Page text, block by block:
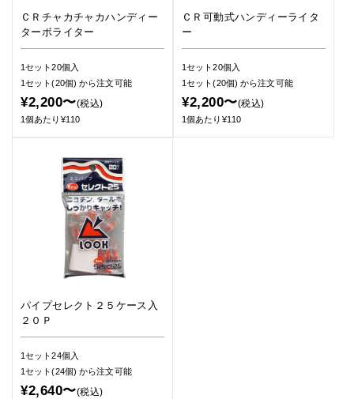
ＣＲチャカチャカハンディー
ターボライター
1セット20個入
1セット(20個)から注文可能
¥2,200〜(税込)
1個あたり¥110
ＣＲ可動式ハンディーライタ
ー
1セット20個入
1セット(20個)から注文可能
¥2,200〜(税込)
1個あたり¥110
パイプセレクト２５ケース入
２０Ｐ
1セット24個入
1セット(24個)から注文可能
¥2,640〜(税込)